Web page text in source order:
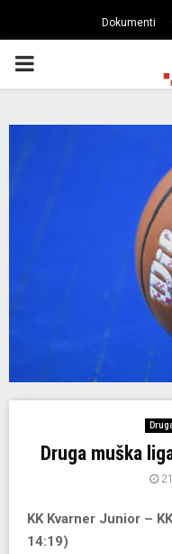
Dokumenti
PRIMARY
Druga muška
KK Kvarner Junior –
14:19)